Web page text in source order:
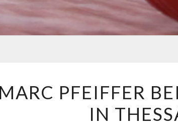
MARC PFEIFFER
IN